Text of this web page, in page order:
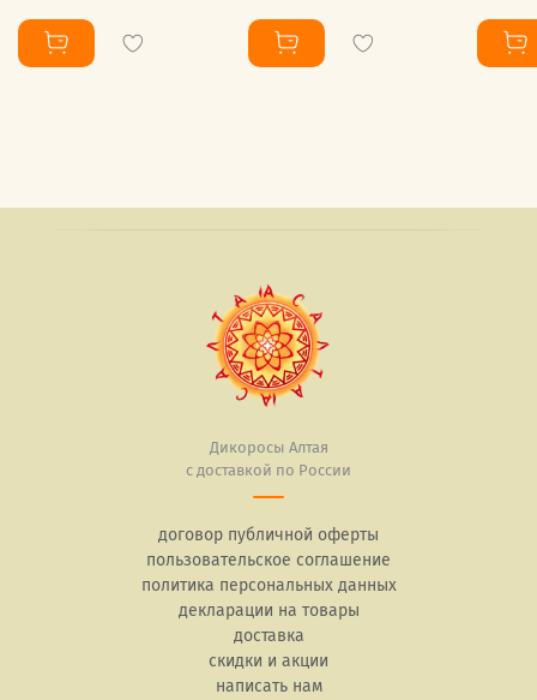
Дикоросы Алтая
с доставкой по России
договор публичной оферты
пользовательское соглашение
политика персональных данных
декларации на товары
доставка
скидки и акции
написать нам